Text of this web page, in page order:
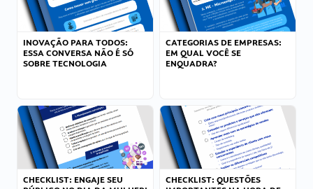
INOVAÇÃO PARA TODOS:
ESSA CONVERSA NÃO É SÓ
SOBRE TECNOLOGIA
CATEGORIAS DE EMPRESAS:
EM QUAL VOCÊ SE
ENQUADRA?
CHECKLIST: ENGAJE SEU
CHECKLIST: QUESTÕES